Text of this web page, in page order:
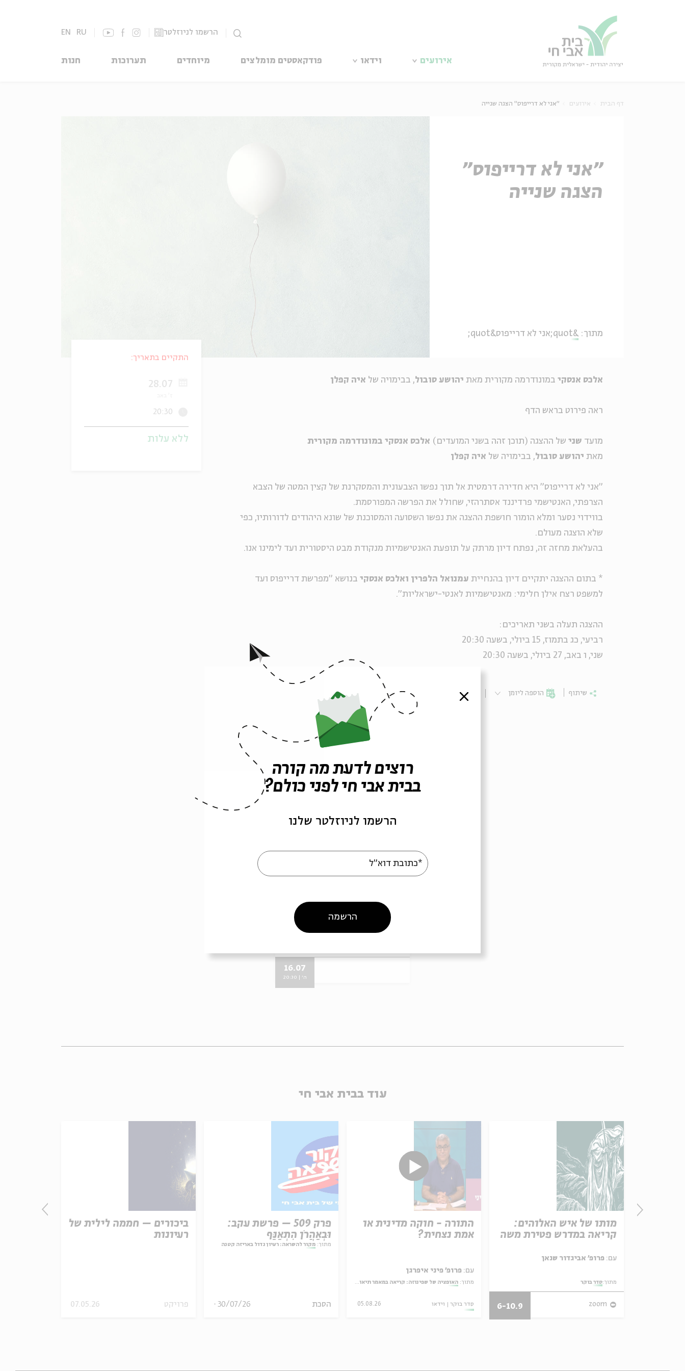
הרשמו לניוזלטר EN RU
אירועים וידאו פודקאסטים מומלצים מיוחדים תערוכות חנות
דף הבית אירועים "אני לא דרייפוס" הצגה שנייה
"אני לא דרייפוס"
הצגה שנייה
מתוך: &quot;אני לא דרייפוס&quot;
אלכס אנסקי במונודרמה מקורית מאת יהושע סובול, בבימויה של איה קפלן
ראה פירוט בראש הדף
מועד שני של ההצגה (תוכן זהה בשני המועדים) אלכס אנסקי במונודרמה מקורית
מאת יהושע סובול, בבימויה של איה קפלן
"אני לא דרייפוס" היא חדירה דרמטית אל תוך נפשו הצבעונית והמסקרנת של קצין המטה של הצבא
הצרפתי, האנטישמי פרדיננד אסתרהזי, שחולל את הפרשה המפורסמת.
בווידוי נסער ומלא הומור חושפת ההצגה את נפשו השסועה והמסוכנת של שונא היהודים לדורותיו, כפי
שלא הוצגה מעולם.
בהעלאת מחזה זה, נפתח דיון מרתק על תופעת האנטישמיות מנקודת מבט היסטורית ועד לימינו אנו.
* בתום ההצגה יתקיים דיון בהנחיית עמנואל הלפרין ואלכס אנסקי בנושא "מפרשת דרייפוס ועד
למשפט רצח אילן חלימי: מאנטישמיות לאנטי-ישראליות".
ההצגה תעלה בשני תאריכים:
רביעי, כג בתמוז, 15 ביולי, בשעה 20:30
שני, ו באב, 27 ביולי, בשעה 20:30
שיתוף הוספה ליומן הרשמה לאירועים דומים
התקיים בתאריך:
28.07
20:30
ללא עלות
אירועים נוספים בסדרה
ראשונה
16.07
ה' | 20:30
עוד בבית אבי חי
ביכורים – חממה לילית של
רעיונות
פרויקט 07.05.26
פרק 509 – פרשת עקב:
וּבְאַהֲרֹן הִתְאַנַּף
מתוך: מקור להשראה: רעיון גדול באריזה קטנה
הסכת 30/07/26
התורה - חוקה מדינית או
אמת נצחית?
עם: פרופ' פיני איפרגן
מתוך: האופציה של שפינוזה: קריאה במאמר תיאולוגי־מדיני
סדר בוקר וידאו 05.08.26
מותו של איש האלוהים:
קריאה במדרש פטירת משה
עם:
מתוך:סדר בוקר
zoom
6-10.9
סגור
רוצים לדעת מה קורה
בבית אבי חי לפני כולם?
הרשמו לניוזלטר שלנו
*כתובת דוא"ל
הרשמה